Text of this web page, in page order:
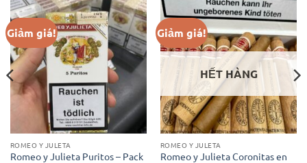
Giảm giá!
ROMEO Y JULETA
Romeo y Julieta Puritos – Pack
Giảm giá!
HẾT HÀNG
ROMEO Y JULETA
Romeo y Julieta Coronitas en